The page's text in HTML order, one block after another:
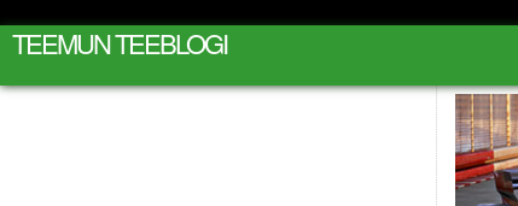
TEEMUN TEEBLOGI